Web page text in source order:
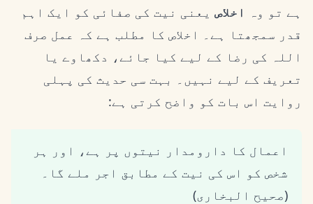
ہے تو وہ اخلاص یعنی نیت کی صفائی کو ایک اہم
قدر سمجھتا ہے۔ اخلاص کا مطلب ہے کہ عمل صرف
اللہ کی رضا کے لیے کیا جائے، دکھاوے یا
تعریف کے لیے نہیں۔ بہت سی حدیث کی پہلی
روایت اس بات کو واضح کرتی ہے:
اعمال کا دارومدار نیتوں پر ہے، اور ہر
شخص کو اس کی نیت کے مطابق اجر ملے گا۔
(صحیح البخاری)